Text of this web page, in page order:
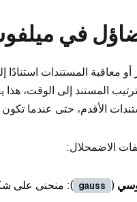
في
معاقبة المستندات استنادًا
المستند إلى الوقت،
الأقدم، حتى عندما تكون
الاضمحلال:
(
gauss ): منحنى على